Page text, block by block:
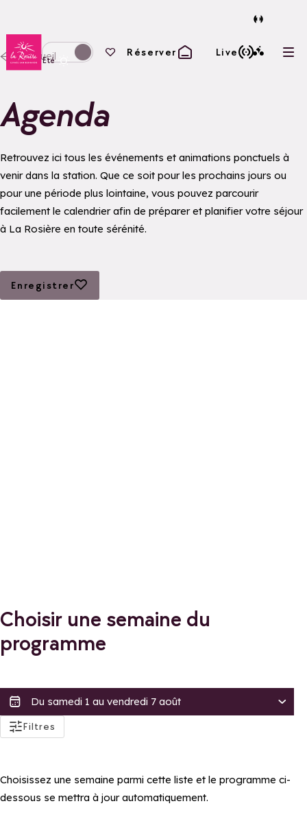
Retour à la page d'accueil
Basculer l'affichage en mode hiver
Eté
Vos favoris
Réserver Live
Accueil
Agenda
Retrouvez ici tous les événements et animations ponctuels à
venir dans la station. Que ce soit pour les prochains jours ou
pour une période plus lointaine, vous pouvez parcourir
facilement le calendrier afin de préparer et planifier votre séjour
à La Rosière en toute sérénité.
Enregistrer
aux favoris
Choisir une semaine du
programme
Filtres
actifs
Accessible en poussette
Choisissez une semaine parmi cette liste et le programme ci-
dessous se mettra à jour automatiquement.